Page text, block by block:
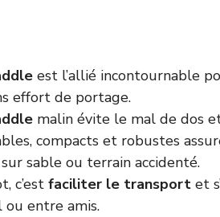
est l’allié incontournable
effort de portage.
malin évite le mal de dos
compacts et robustes
sable ou terrain accidenté.
c’est faciliter le transport et
ou entre amis.